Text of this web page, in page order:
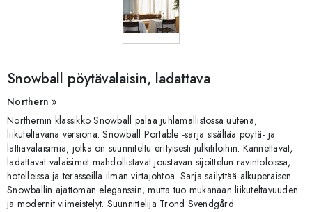
Snowball pöytävalaisin, ladattava
Northern »
Northernin klassikko Snowball palaa juhlamallistossa uutena,
liikuteltavana versiona. Snowball Portable -sarja sisältää pöytä- ja
lattiavalaisimia, jotka on suunniteltu erityisesti julkitiloihin. Kannettavat,
ladattavat valaisimet mahdollistavat joustavan sijoittelun ravintoloissa,
hotelleissa ja terasseilla ilman virtajohtoa. Sarja säilyttää alkuperäisen
Snowballin ajattoman eleganssin, mutta tuo mukanaan liikuteltavuuden
ja modernit viimeistelyt. Suunnittelija Trond Svendgård.